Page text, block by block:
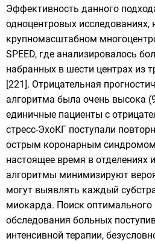
Эффективность данного
одноцентровых исследованиях,
крупномасштабном
SPEED, где анализировалось
набранных в шести центрах из
[221]. Отрицательная
алгоритма была очень высока
единичные пациенты с
стресс-ЭхоКГ поступали
острым коронарным
настоящее время в отделениях
алгоритмы минимизируют
могут выявлять каждый
миокарда. Поиск оптимального
обследования больных
интенсивной терапии,